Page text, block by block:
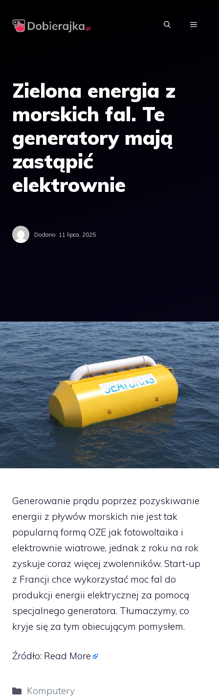
MENU
Zielona energia z
morskich fal. Te
generatory mają
zastąpić
elektrownie
Dodano: 11 lipca, 2025
Generowanie prądu poprzez pozyskiwanie
energii z pływów morskich nie jest tak
popularną formą OZE jak fotowoltaika i
elektrownie wiatrowe, jednak z roku na rok
zyskuje coraz więcej zwolenników. Start-up
z Francji chce wykorzystać moc fal do
produkcji energii elektrycznej za pomocą
specjalnego generatora. Tłumaczymy, co
kryje się za tym obiecującym pomysłem.
Źródło: Read More
Kategorie
Komputery